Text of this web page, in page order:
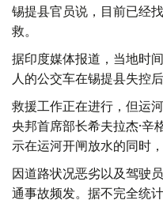
锡提县官员说，目前已经
救。
据印度媒体报道，当地时
人的公交车在锡提县失控
救援工作正在进行，但运
央邦首席部长希夫拉杰·辛
示在运河开闸放水的同时
因道路状况恶劣以及驾驶
通事故频发。据不完全统